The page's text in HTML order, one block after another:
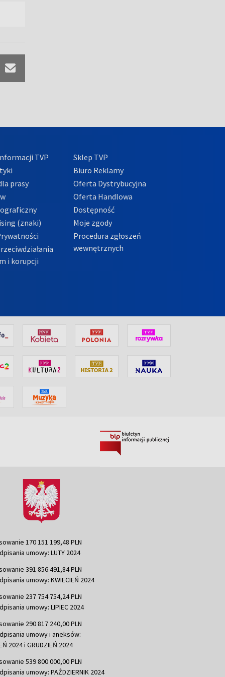
TVP
prasy
(znaki)
i korupcji
Sklep TVP
Biuro Reklamy
Oferta Dystrybucyjna
Oferta Handlowa
Dostępność
Moje zgody
Procedura zgłoszeń
wewnętrznych
170 151 199,48 PLN
umowy: LUTY 2024
391 856 491,84 PLN
umowy: KWIECIEŃ 2024
237 754 754,24 PLN
umowy: LIPIEC 2024
290 817 240,00 PLN
umowy i aneksów:
2024 i GRUDZIEŃ 2024
539 800 000,00 PLN
umowy: PAŹDZIERNIK 2024